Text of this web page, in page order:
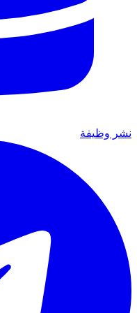
نشر وظيفة